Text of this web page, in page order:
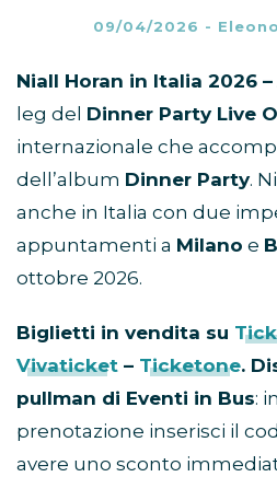
09/04/2026 -
Niall Horan in Italia 2026 –
leg del Dinner Party Live
internazionale che
dell’album Dinner Party.
anche in Italia con due
appuntamenti a Milano e
ottobre 2026.
Biglietti in vendita su
Vivaticket – Ticketone.
pullman di Eventi in Bus:
prenotazione inserisci il
avere uno sconto